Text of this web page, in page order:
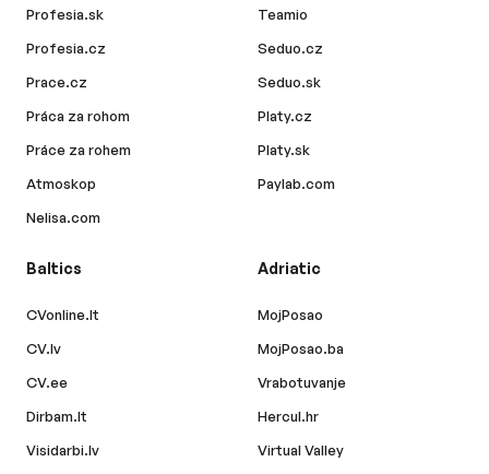
Profesia.sk
Profesia.cz
Prace.cz
Práca za rohom
Práce za rohem
Atmoskop
Nelisa.com
Teamio
Seduo.cz
Seduo.sk
Platy.cz
Platy.sk
Paylab.com
Baltics
CVonline.lt
CV.lv
CV.ee
Dirbam.lt
Visidarbi.lv
Adriatic
MojPosao
MojPosao.ba
Vrabotuvanje
Hercul.hr
Virtual Valley